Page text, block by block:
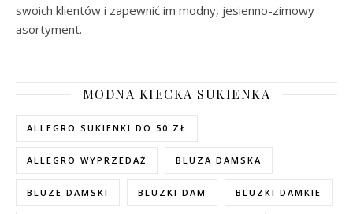
swoich klientów i zapewnić im modny, jesienno-zimowy
asortyment.
MODNA KIECKA SUKIENKA
ALLEGRO SUKIENKI DO 50 ZŁ
ALLEGRO WYPRZEDAŻ BLUZA DAMSKA
BLUZE DAMSKI BLUZKI DAM BLUZKI DAMKIE